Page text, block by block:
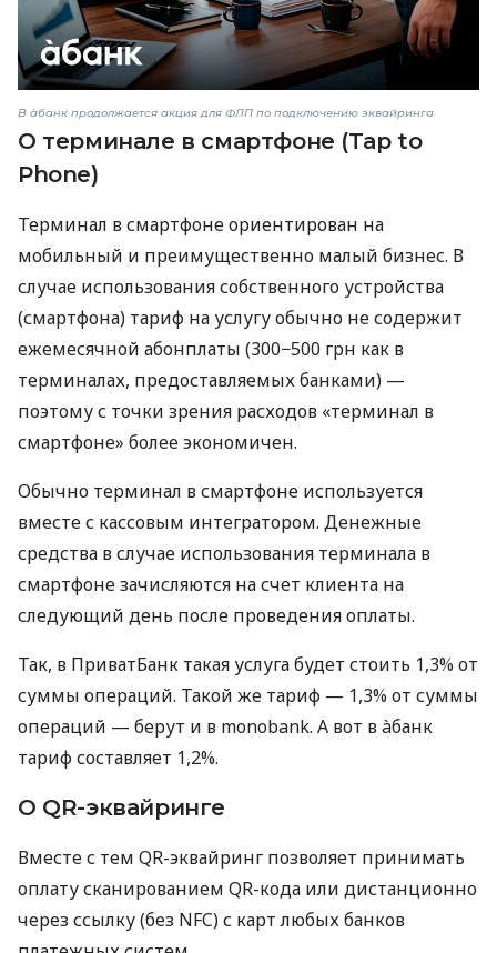
В àбанк продолжается акция для ФЛП по подключению эквайринга
О терминале в смартфоне (Tap to
Phone)
Терминал в смартфоне ориентирован на
мобильный и преимущественно малый бизнес. В
случае использования собственного устройства
(смартфона) тариф на услугу обычно не содержит
ежемесячной абонплаты (300−500 грн как в
терминалах, предоставляемых банками) —
поэтому с точки зрения расходов «терминал в
смартфоне» более экономичен.
Обычно терминал в смартфоне используется
вместе с кассовым интегратором. Денежные
средства в случае использования терминала в
смартфоне зачисляются на счет клиента на
следующий день после проведения оплаты.
Так, в ПриватБанк такая услуга будет стоить 1,3% от
суммы операций. Такой же тариф — 1,3% от суммы
операций — берут и в monobank. А вот в àбанк
тариф составляет 1,2%.
О QR-эквайринге
Вместе с тем QR-эквайринг позволяет принимать
оплату сканированием QR-кода или дистанционно
через ссылку (без NFC) с карт любых банков